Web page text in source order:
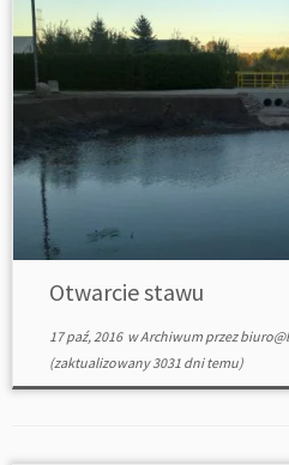
Otwarcie stawu
17 paź, 2016wArchiwum przez
(zaktualizowany 3031 dni temu)